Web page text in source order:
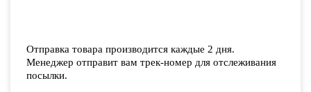
Отправка товара производится каждые 2 дня.
Менеджер отправит вам трек-номер для отслеживания
посылки.